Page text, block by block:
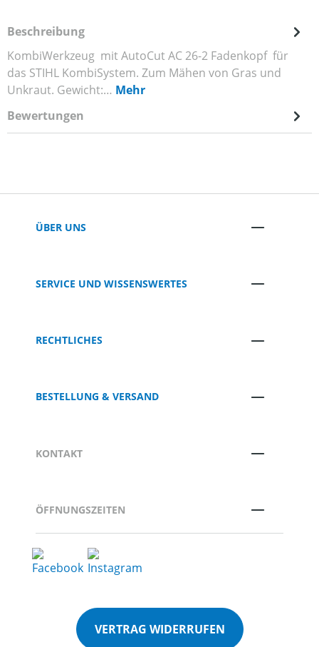
Beschreibung
KombiWerkzeug mit AutoCut AC 26-2 Fadenkopf für
das STIHL KombiSystem. Zum Mähen von Gras und
Unkraut. Gewicht:… Mehr
Bewertungen
ÜBER UNS
SERVICE UND WISSENSWERTES
RECHTLICHES
BESTELLUNG & VERSAND
KONTAKT
ÖFFNUNGSZEITEN
VERTRAG WIDERRUFEN